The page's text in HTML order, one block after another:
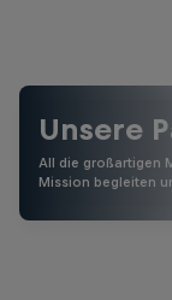
Unsere
All die großartigen
Mission begleiten